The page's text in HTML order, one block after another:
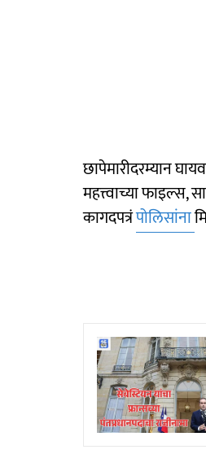
छापेमारीदरम्यान
महत्त्वाच्या फाइल्स,
कागदपत्रंपोलिसांना